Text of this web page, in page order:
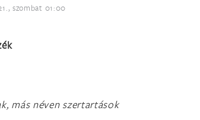
szombat 01:00
más néven szertartások